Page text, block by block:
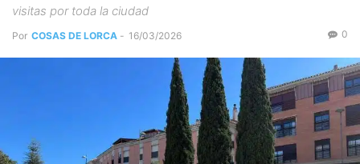
visitas por toda la ciudad
Por COSAS DE LORCA - 16/03/2026 0